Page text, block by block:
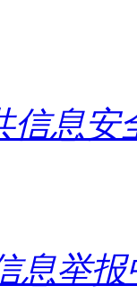
信息安
息举报